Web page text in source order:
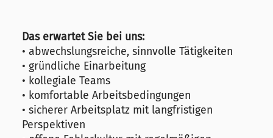
Das erwartet Sie bei uns:
• abwechslungsreiche, sinnvolle Tätigkeiten
• gründliche Einarbeitung
• kollegiale Teams
• komfortable Arbeitsbedingungen
• sicherer Arbeitsplatz mit langfristigen
Perspektiven